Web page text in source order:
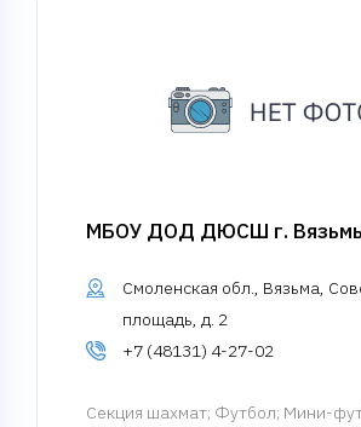
МБОУ ДОД ДЮСШ г.
Смоленская обл., Вязьма,
площадь, д. 2
+7 (48131) 4-27-02
Cекция шахмат; Футбол; Мини-